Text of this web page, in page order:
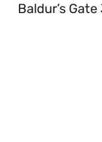
Baldur’s